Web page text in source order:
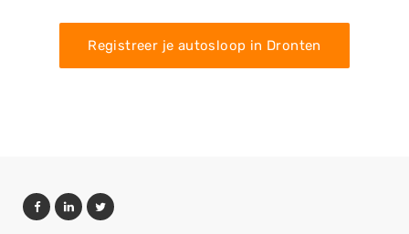
Registreer je autosloop in Dronten